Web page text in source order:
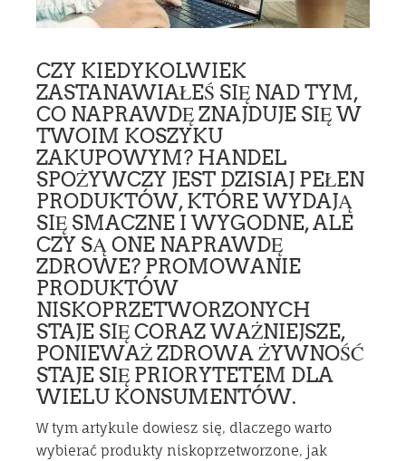
CZY KIEDYKOLWIEK
ZASTANAWIAŁEŚ SIĘ NAD TYM,
CO NAPRAWDĘ ZNAJDUJE SIĘ W
TWOIM KOSZYKU
ZAKUPOWYM? HANDEL
SPOŻYWCZY JEST DZISIAJ PEŁEN
PRODUKTÓW, KTÓRE WYDAJĄ
SIĘ SMACZNE I WYGODNE, ALE
CZY SĄ ONE NAPRAWDĘ
ZDROWE? PROMOWANIE
PRODUKTÓW
NISKOPRZETWORZONYCH
STAJE SIĘ CORAZ WAŻNIEJSZE,
PONIEWAŻ ZDROWA ŻYWNOŚĆ
STAJE SIĘ PRIORYTETEM DLA
WIELU KONSUMENTÓW.
W tym artykule dowiesz się, dlaczego warto
wybierać produkty niskoprzetworzone, jak